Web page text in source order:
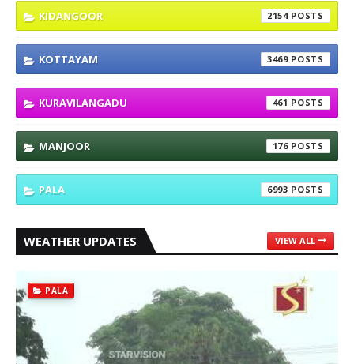
KIDANGOOR 2154
KOTTAYAM 3469
KURAVILANGADU 461
MANJOOR 176
PALA 6993
WEATHER UPDATES VIEW ALL
PALA